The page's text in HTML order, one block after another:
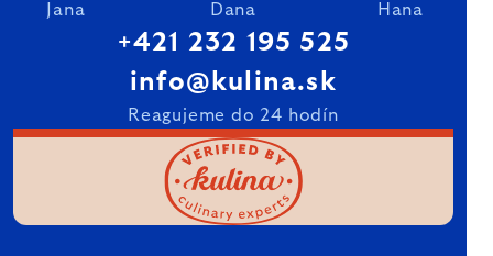
Jana Dana Hana
+421 232 195 525
info@kulina.sk
Reagujeme do 24 hodín